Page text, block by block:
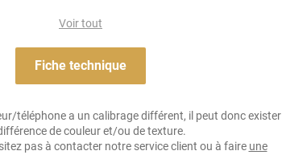
Voir tout
Fiche technique
téléphone a un calibrage différent, il peut donc exister
de couleur et/ou de texture.
pas à contacter notre service client ou à faire une